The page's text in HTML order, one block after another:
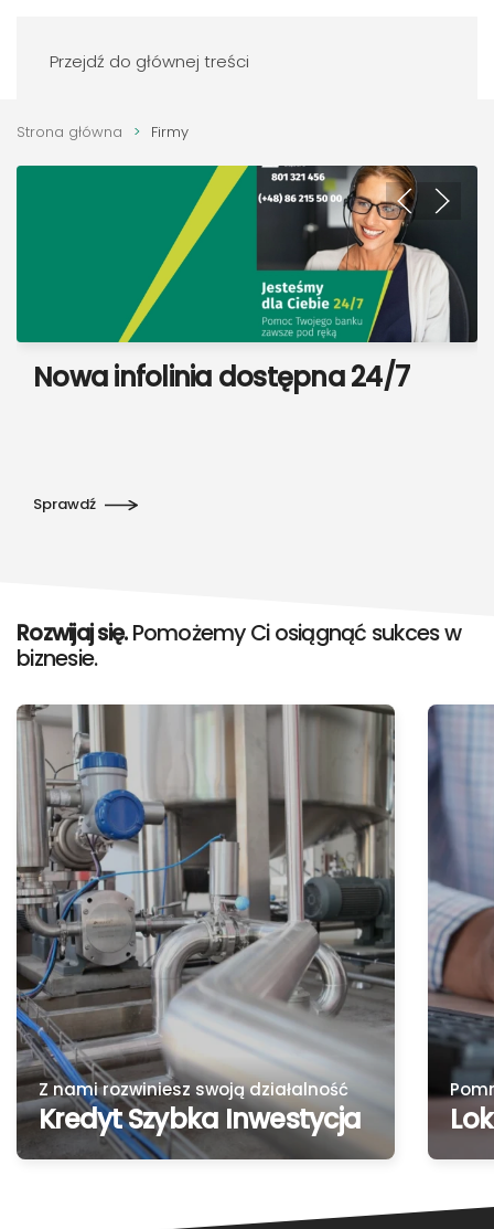
Przejdź do głównej treści
Strona główna Firmy
Sprawdź ofertę
Nowa infolinia dostępna 24/7
Sprawdź
Rozwijaj się.Pomożemy Ci osiągnąć sukces w
biznesie.
Z nami rozwiniesz swoją działalność
Kredyt Szybka Inwestycja